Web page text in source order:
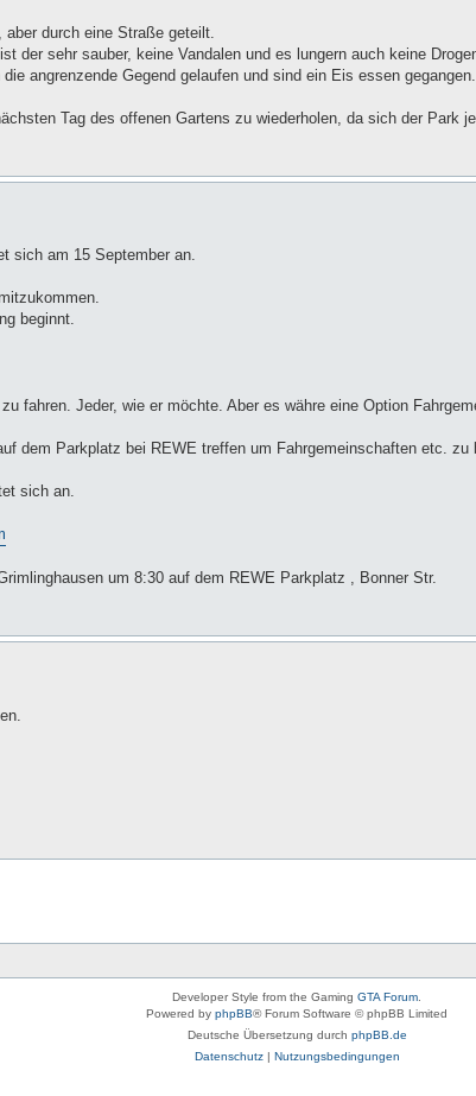
durch eine Straße geteilt.
der sehr sauber, keine Vandalen und es lungern auch keine
angrenzende Gegend gelaufen und sind ein Eis essen gegangen.
Tag des offenen Gartens zu wiederholen, da sich der Park
sich am 15 September an.
beginnt.
fahren. Jeder, wie er möchte. Aber es währe eine Option
dem Parkplatz bei REWE treffen um Fahrgemeinschaften etc. zu
sich an.
um 8:30 auf dem REWE Parkplatz , Bonner Str.
Developer Style from the Gaming GTA Forum
Powered by phpBB® Forum Software © phpBB Limited
Deutsche Übersetzung durch phpBB.de
Datenschutz| Nutzungsbedingungen